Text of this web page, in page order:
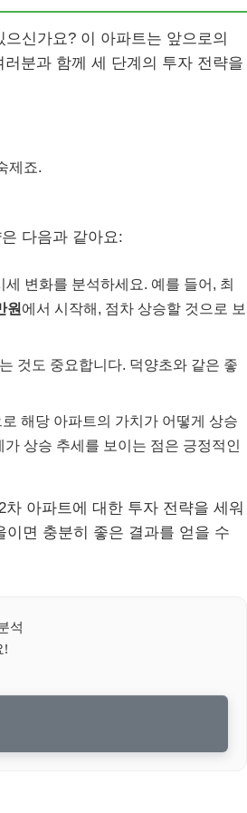
신가요? 이 아파트는 앞으로의
분과 함께 세 단계의 투자 전략을
제죠.
다음과 같아요:
변화를 분석하세요. 예를 들어, 최
원에서 시작해, 점차 상승할 것으로 보
것도 중요합니다. 덕양초와 같은 좋
해당 아파트의 가치가 어떻게 상승
상승 추세를 보이는 점은 긍정적인
아파트에 대한 투자 전략을 세워
면 충분히 좋은 결과를 얻을 수
석
!